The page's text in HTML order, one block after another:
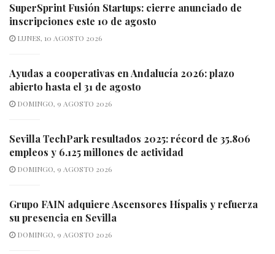
SuperSprint Fusión Startups: cierre anunciado de
inscripciones este 10 de agosto
LUNES, 10 AGOSTO 2026
Ayudas a cooperativas en Andalucía 2026: plazo
abierto hasta el 31 de agosto
DOMINGO, 9 AGOSTO 2026
Sevilla TechPark resultados 2025: récord de 35.806
empleos y 6.125 millones de actividad
DOMINGO, 9 AGOSTO 2026
Grupo FAIN adquiere Ascensores Híspalis y refuerza
su presencia en Sevilla
DOMINGO, 9 AGOSTO 2026